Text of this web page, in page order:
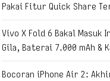
Pakai Fitur Quick Share
Vivo X Fold 6 Bakal Masuk
Gila, Baterai 7.000 mAh &
Bocoran iPhone Air 2: